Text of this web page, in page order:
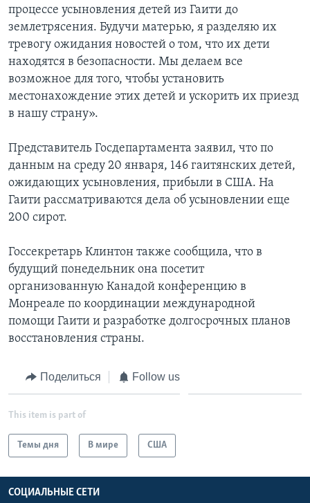
процессе усыновления детей из Гаити до
землетрясения. Будучи матерью, я разделяю их
тревогу ожидания новостей о том, что их дети
находятся в безопасности. Мы делаем все
возможное для того, чтобы установить
местонахождение этих детей и ускорить их приезд
в нашу страну».
Представитель Госдепартамента заявил, что по
данным на среду 20 января, 146 гаитянских детей,
ожидающих усыновления, прибыли в США. На
Гаити рассматриваются дела об усыновлении еще
200 сирот.
Госсекретарь Клинтон также сообщила, что в
будущий понедельник она посетит
организованную Канадой конференцию в
Монреале по координации международной
помощи Гаити и разработке долгосрочных планов
восстановления страны.
Поделиться Follow us
This item is part of
Темы дня В мире США
СОЦИАЛЬНЫЕ СЕТИ